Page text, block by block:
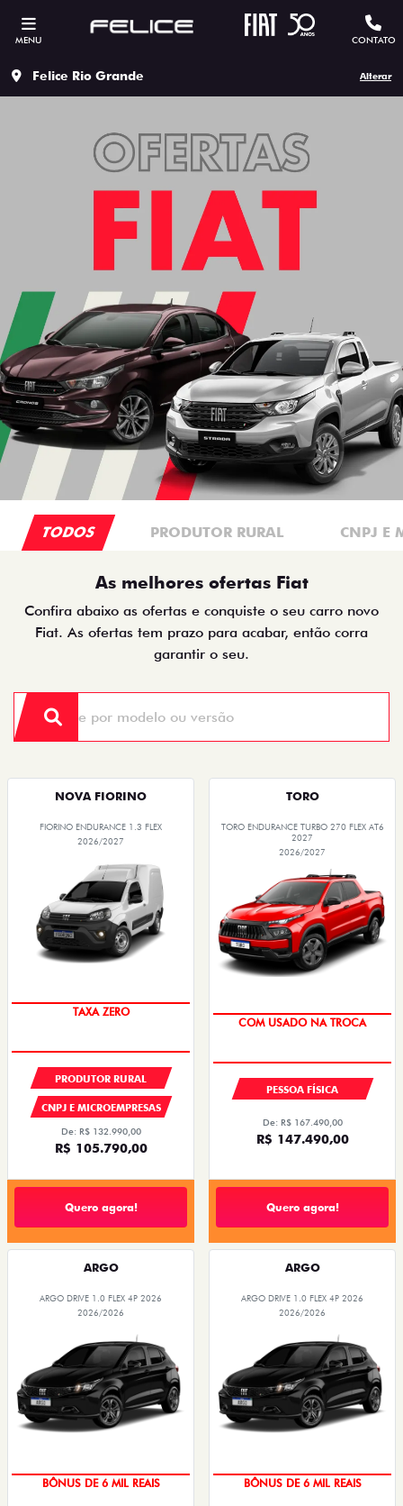
MENU CONTATO
Felice Rio Grande Alterar
TODOS PRODUTOR RURAL CNPJ E
As melhores ofertas Fiat
Confira abaixo as ofertas e conquiste o seu carro novo
Fiat. As ofertas tem prazo para acabar, então corra
garantir o seu.
NOVA FIORINO
FIORINO ENDURANCE 1.3 FLEX
2026/2027
TAXA ZERO
PRODUTOR RURAL
CNPJ E MICROEMPRESAS
De: R$ 132.990,00
R$ 105.790,00
Quero agora!
TORO
TORO ENDURANCE TURBO 270 FLEX AT6
2027
2026/2027
OPORTUNIDADE
PESSOA FÍSICA
De: R$ 167.490,00
R$ 147.490,00
Quero agora!
ARGO
ARGO DRIVE 1.0 FLEX 4P 2026
2026/2026
ARGO
ARGO DRIVE 1.0 FLEX 4P 2026
2026/2026